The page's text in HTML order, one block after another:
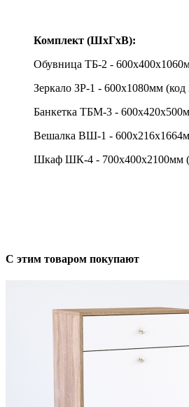
Комплект (ШхГхВ):
Обувница ТБ-2 -
Зеркало ЗР-1 - 600х1080мм (код
Банкетка ТБМ-3 -
Вешалка ВШ-1 -
Шкаф ШК-4 - 700х400х2100мм
С этим товаром покупают